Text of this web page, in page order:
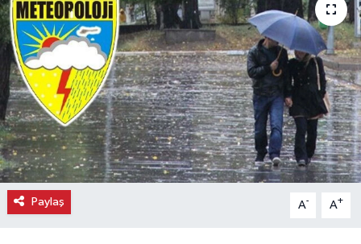
Paylaş A- A+
Gurme
Haber
İlçe Haberleri
Keşfet
Kültür & Sanat